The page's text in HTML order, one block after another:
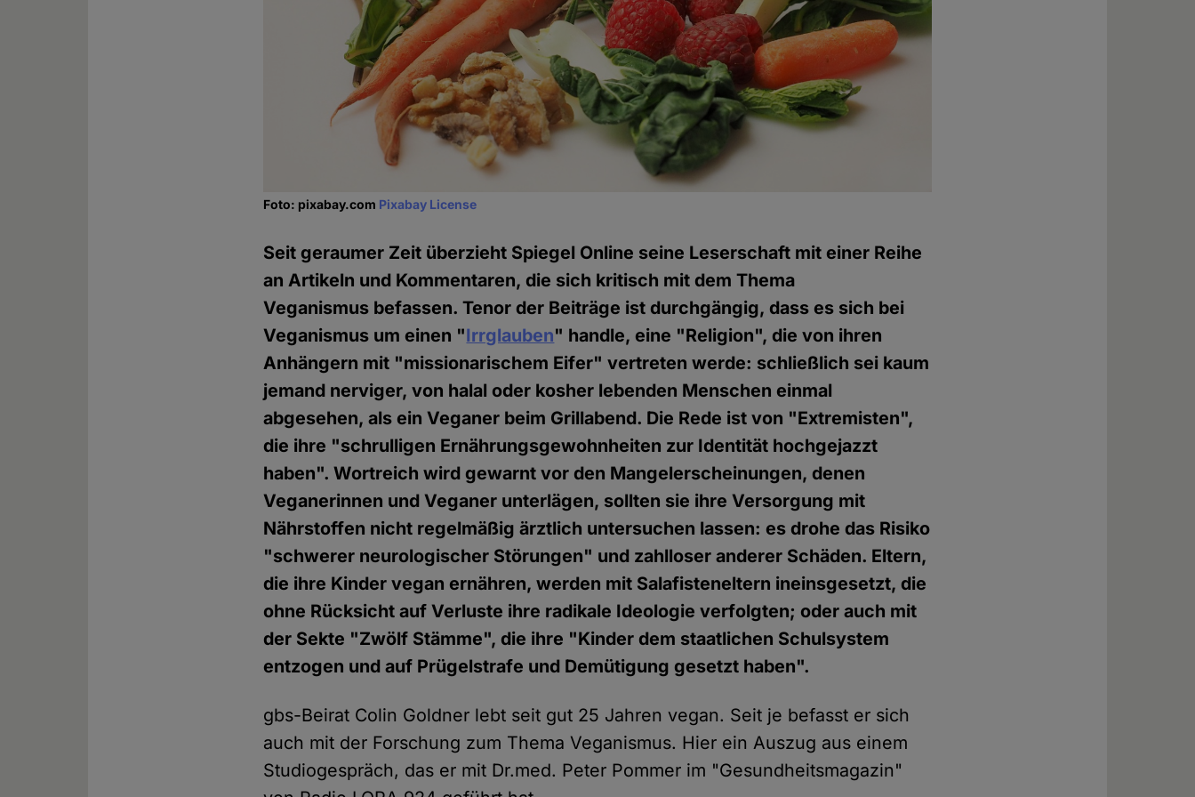
Foto: pixabay.com Pixabay License
Seit geraumer Zeit überzieht Spiegel Online seine Leserschaft mit einer Reihe
an Artikeln und Kommentaren, die sich kritisch mit dem Thema
Veganismus befassen. Tenor der Beiträge ist durchgängig, dass es sich bei
Veganismus um einen "Irrglauben" handle, eine "Religion", die von ihren
Anhängern mit "missionarischem Eifer" vertreten werde: schließlich sei kaum
jemand nerviger, von halal oder kosher lebenden Menschen einmal
abgesehen, als ein Veganer beim Grillabend. Die Rede ist von "Extremisten",
die ihre "schrulligen Ernährungsgewohnheiten zur Identität hochgejazzt
haben". Wortreich wird gewarnt vor den Mangelerscheinungen, denen
Veganerinnen und Veganer unterlägen, sollten sie ihre Versorgung mit
Nährstoffen nicht regelmäßig ärztlich untersuchen lassen: es drohe das Risiko
"schwerer neurologischer Störungen" und zahlloser anderer Schäden. Eltern,
die ihre Kinder vegan ernähren, werden mit Salafisteneltern ineinsgesetzt, die
ohne Rücksicht auf Verluste ihre radikale Ideologie verfolgten; oder auch mit
der Sekte "Zwölf Stämme", die ihre "Kinder dem staatlichen Schulsystem
entzogen und auf Prügelstrafe und Demütigung gesetzt haben".
gbs-Beirat Colin Goldner lebt seit gut 25 Jahren vegan. Seit je befasst er sich
auch mit der Forschung zum Thema Veganismus. Hier ein Auszug aus einem
Studiogespräch, das er mit Dr.med. Peter Pommer im "Gesundheitsmagazin"